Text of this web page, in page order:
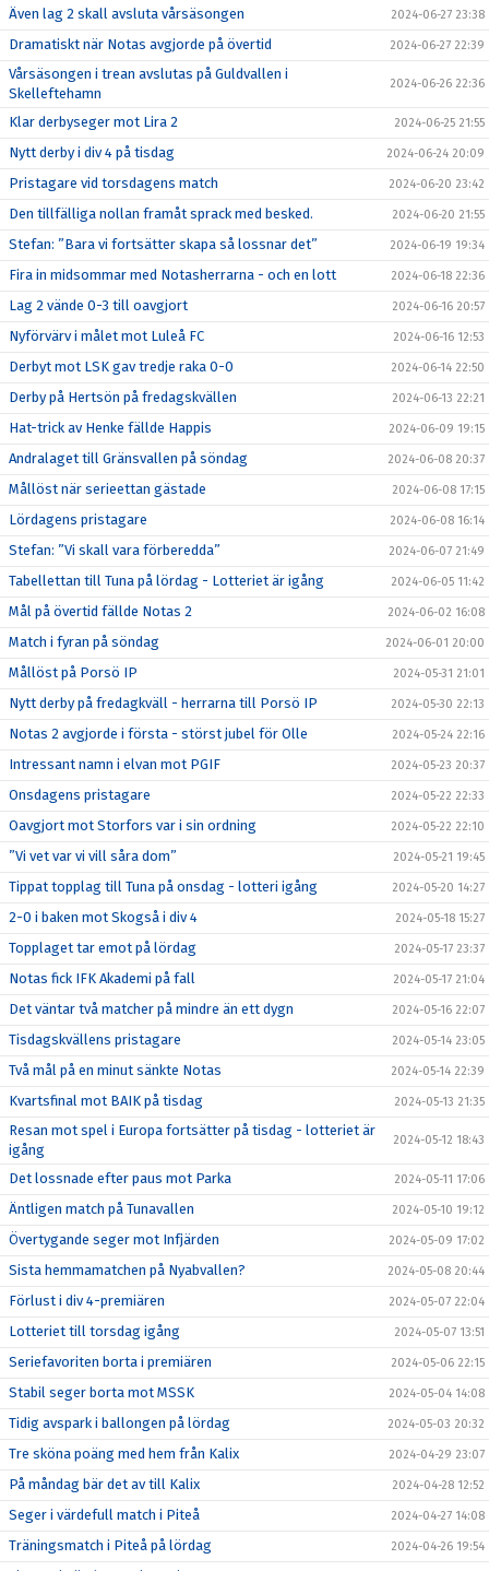
Även lag 2 skall avsluta vårsäsongen 2024-06-27 23:38
Dramatiskt när Notas avgjorde på övertid 2024-06-27 22:39
Vårsäsongen i trean avslutas på Guldvallen i
Skelleftehamn
2024-06-26 22:36
Klar derbyseger mot Lira 2 2024-06-25 21:55
Nytt derby i div 4 på tisdag 2024-06-24 20:09
Pristagare vid torsdagens match 2024-06-20 23:42
Den tillfälliga nollan framåt sprack med besked. 2024-06-20 21:55
Stefan: ”Bara vi fortsätter skapa så lossnar det” 2024-06-19 19:34
Fira in midsommar med Notasherrarna - och en lott 2024-06-18 22:36
Lag 2 vände 0-3 till oavgjort 2024-06-16 20:57
Nyförvärv i målet mot Luleå FC 2024-06-16 12:53
Derbyt mot LSK gav tredje raka 0-0 2024-06-14 22:50
Derby på Hertsön på fredagskvällen 2024-06-13 22:21
Hat-trick av Henke fällde Happis 2024-06-09 19:15
Andralaget till Gränsvallen på söndag 2024-06-08 20:37
Mållöst när serieettan gästade 2024-06-08 17:15
Lördagens pristagare 2024-06-08 16:14
Stefan: ”Vi skall vara förberedda” 2024-06-07 21:49
Tabellettan till Tuna på lördag - Lotteriet är igång 2024-06-05 11:42
Mål på övertid fällde Notas 2 2024-06-02 16:08
Match i fyran på söndag 2024-06-01 20:00
Mållöst på Porsö IP 2024-05-31 21:01
Nytt derby på fredagkväll - herrarna till Porsö IP 2024-05-30 22:13
Notas 2 avgjorde i första - störst jubel för Olle 2024-05-24 22:16
Intressant namn i elvan mot PGIF 2024-05-23 20:37
Onsdagens pristagare 2024-05-22 22:33
Oavgjort mot Storfors var i sin ordning 2024-05-22 22:10
”Vi vet var vi vill såra dom” 2024-05-21 19:45
Tippat topplag till Tuna på onsdag - lotteri igång 2024-05-20 14:27
2-0 i baken mot Skogså i div 4 2024-05-18 15:27
Topplaget tar emot på lördag 2024-05-17 23:37
Notas fick IFK Akademi på fall 2024-05-17 21:04
Det väntar två matcher på mindre än ett dygn 2024-05-16 22:07
Tisdagskvällens pristagare 2024-05-14 23:05
Två mål på en minut sänkte Notas 2024-05-14 22:39
Kvartsfinal mot BAIK på tisdag 2024-05-13 21:35
Resan mot spel i Europa fortsätter på tisdag - lotteriet är
igång
2024-05-12 18:43
Det lossnade efter paus mot Parka 2024-05-11 17:06
Äntligen match på Tunavallen 2024-05-10 19:12
Övertygande seger mot Infjärden 2024-05-09 17:02
Sista hemmamatchen på Nyabvallen? 2024-05-08 20:44
Förlust i div 4-premiären 2024-05-07 22:04
Lotteriet till torsdag igång 2024-05-07 13:51
Seriefavoriten borta i premiären 2024-05-06 22:15
Stabil seger borta mot MSSK 2024-05-04 14:08
Tidig avspark i ballongen på lördag 2024-05-03 20:32
Tre sköna poäng med hem från Kalix 2024-04-29 23:07
På måndag bär det av till Kalix 2024-04-28 12:52
Seger i värdefull match i Piteå 2024-04-27 14:08
Träningsmatch i Piteå på lördag 2024-04-26 19:54